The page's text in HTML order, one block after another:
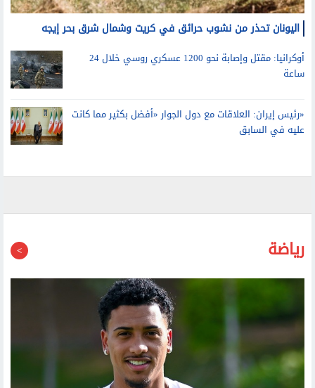
اليونان تحذر من نشوب حرائق في كريت وشمال شرق بحر إيجه
أوكرانيا: مقتل وإصابة نحو 1200 عسكري روسي خلال 24
ساعة
«رئيس إيران: العلاقات مع دول الجوار «أفضل بكثير مما كانت
عليه في السابق
رياضة